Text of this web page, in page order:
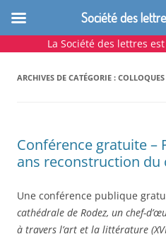
La Société des lettres
Aller
contenu
ARCHIVES DE CATÉGORIE : COLLOQUES
Conférence gratuite –
ans reconstruction du
Une conférence publique
cathédrale de Rodez, un chef-
à travers l’art et la littérature
Société des